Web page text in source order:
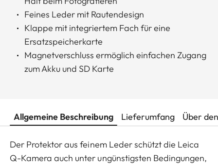
Feines Leder mit Rautendesign
Klappe mit integriertem Fach für eine
Ersatzspeicherkarte
Magnetverschluss ermöglich einfachen Zugang
zum Akku und SD Karte
Allgemeine Beschreibung Lieferumfang Über
Der Protektor aus feinem Leder schützt die Leica
Q-Kamera auch unter ungünstigsten Bedingungen,